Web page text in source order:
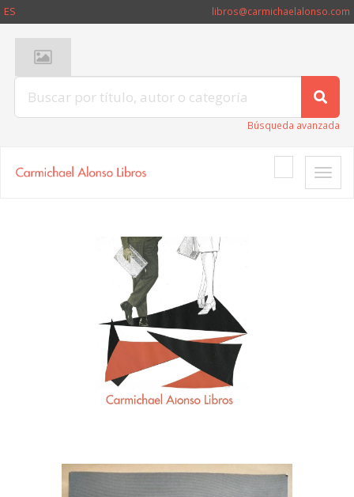
ES libros@carmichaelalonso.com
Búsqueda avanzada
Toggle